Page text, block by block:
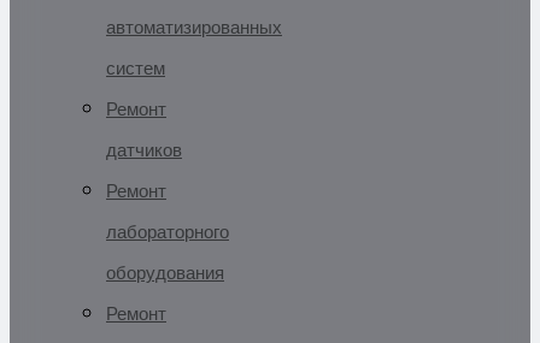
автоматизированных
систем
Ремонт
датчиков
Ремонт
лабораторного
оборудования
Ремонт